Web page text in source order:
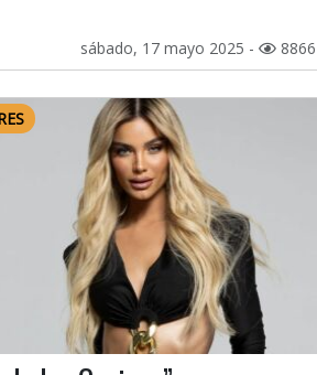
sábado, 17 mayo 2025 - 8866